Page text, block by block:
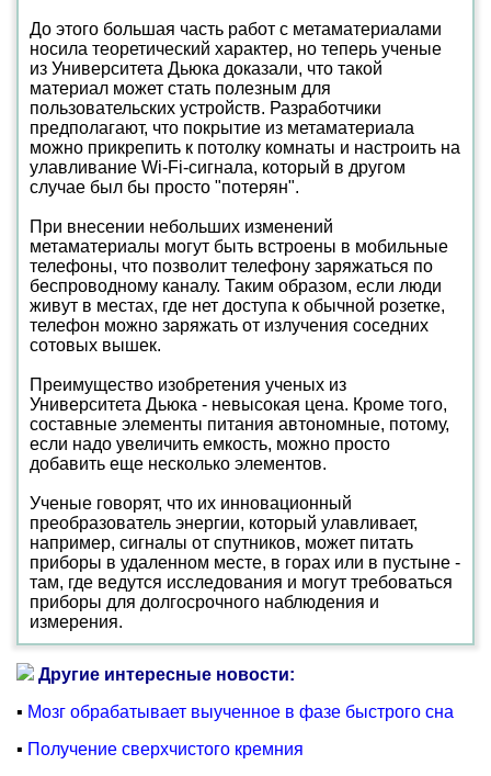
До этого большая часть работ с метаматериалами
носила теоретический характер, но теперь ученые
из Университета Дьюка доказали, что такой
материал может стать полезным для
пользовательских устройств. Разработчики
предполагают, что покрытие из метаматериала
можно прикрепить к потолку комнаты и настроить на
улавливание Wi-Fi-сигнала, который в другом
случае был бы просто "потерян".
При внесении небольших изменений
метаматериалы могут быть встроены в мобильные
телефоны, что позволит телефону заряжаться по
беспроводному каналу. Таким образом, если люди
живут в местах, где нет доступа к обычной розетке,
телефон можно заряжать от излучения соседних
сотовых вышек.
Преимущество изобретения ученых из
Университета Дьюка - невысокая цена. Кроме того,
составные элементы питания автономные, потому,
если надо увеличить емкость, можно просто
добавить еще несколько элементов.
Ученые говорят, что их инновационный
преобразователь энергии, который улавливает,
например, сигналы от спутников, может питать
приборы в удаленном месте, в горах или в пустыне -
там, где ведутся исследования и могут требоваться
приборы для долгосрочного наблюдения и
измерения.
Другие интересные новости:
▪ Мозг обрабатывает выученное в фазе быстрого сна
▪ Получение сверхчистого кремния